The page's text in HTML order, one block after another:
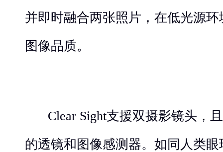
并即时融合两张照片，在低光源
图像品质。
Clear Sight支援双摄影镜头，
的透镜和图像感测器。如同人类